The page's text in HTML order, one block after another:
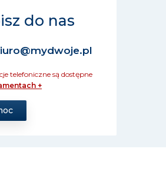
do nas
telefoniczne są dostępne
+